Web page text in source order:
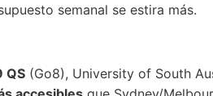
semanal se estira más.
QS (Go8), University of South